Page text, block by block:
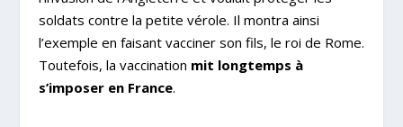
soldats contre la petite vérole. Il montra ainsi
l’exemple en faisant vacciner son fils, le roi de Rome.
Toutefois, la vaccination mit longtemps à
s’imposer en France.